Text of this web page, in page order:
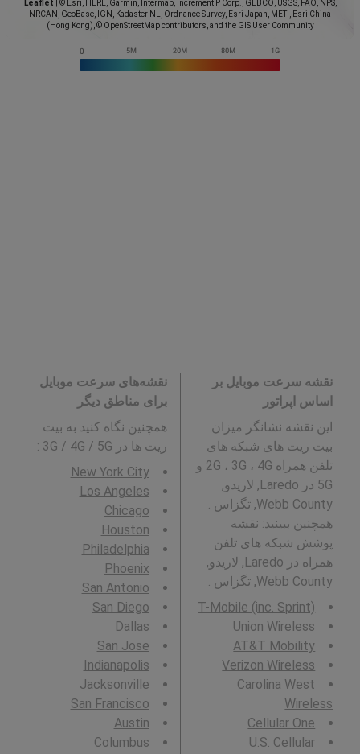
Leaflet
© Esri, HERE, Garmin, Intermap, increment P Corp., GEBCO, USGS, FAO, NPS,
NRCAN, GeoBase, IGN, Kadaster NL, Ordnance Survey, Esri Japan, METI, Esri China
(Hong Kong), © OpenStreetMap contributors, and the GIS User Community
نقشه سرعت موبایل بر
اساس اپراتور
این نقشه نشانگر میزان
بیت ریت های شبکه های
تلفن همراه 2G ، 3G ، 4G و
5G در Laredo, لاریدو,
Webb County, تگزاس .
همچنین ببینید: نقشه
پوشش شبکه های تلفن
همراه در Laredo, لاریدو,
Webb County, تگزاس .
T-Mobile (inc. Sprint)
Union Wireless
AT&T Mobility
Verizon Wireless
Carolina West
Wireless
Cellular One
U.S. Cellular
نقشه‌های سرعت موبایل
برای مناطق دیگر
همچنین نگاه کنید به بیت
ریت ها در 3G / 4G / 5G
:
New York City
Los Angeles
Chicago
Houston
Philadelphia
Phoenix
San Antonio
San Diego
Dallas
San Jose
Indianapolis
Jacksonville
San Francisco
Austin
Columbus